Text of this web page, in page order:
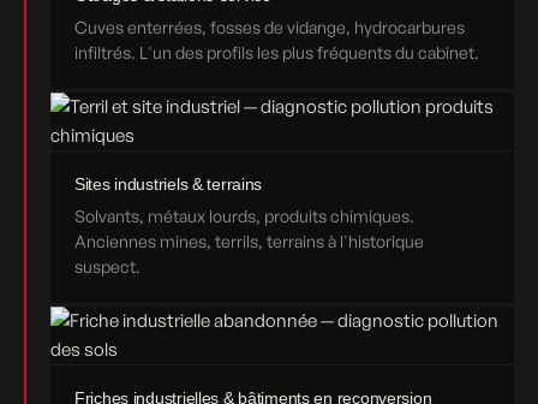
Cuves enterrées, fosses de vidange, hydrocarbures
infiltrés. L'un des profils les plus fréquents du cabinet.
Sites industriels & terrains
Solvants, métaux lourds, produits chimiques.
Anciennes mines, terrils, terrains à l'historique
suspect.
Friches industrielles & bâtiments en reconversion